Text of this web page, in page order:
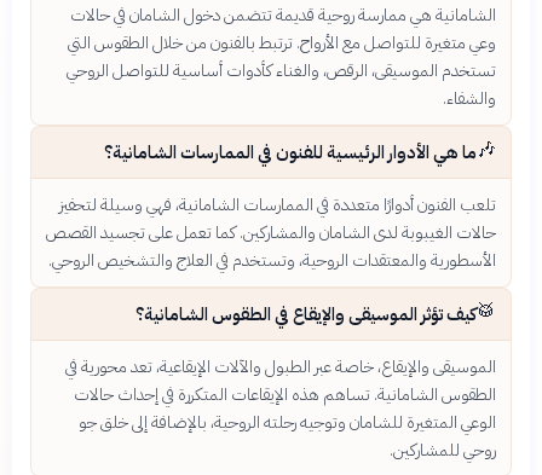
الشامانية هي ممارسة روحية قديمة تتضمن دخول الشامان في حالات
وعي متغيرة للتواصل مع الأرواح. ترتبط بالفنون من خلال الطقوس التي
تستخدم الموسيقى، الرقص، والغناء كأدوات أساسية للتواصل الروحي
والشفاء.
🎶ما هي الأدوار الرئيسية للفنون في الممارسات الشامانية؟
تلعب الفنون أدوارًا متعددة في الممارسات الشامانية، فهي وسيلة لتحفيز
حالات الغيبوبة لدى الشامان والمشاركين. كما تعمل على تجسيد القصص
الأسطورية والمعتقدات الروحية، وتستخدم في العلاج والتشخيص الروحي.
🥁كيف تؤثر الموسيقى والإيقاع في الطقوس الشامانية؟
الموسيقى والإيقاع، خاصة عبر الطبول والآلات الإيقاعية، تعد محورية في
الطقوس الشامانية. تساهم هذه الإيقاعات المتكررة في إحداث حالات
الوعي المتغيرة للشامان وتوجيه رحلته الروحية، بالإضافة إلى خلق جو
روحي للمشاركين.